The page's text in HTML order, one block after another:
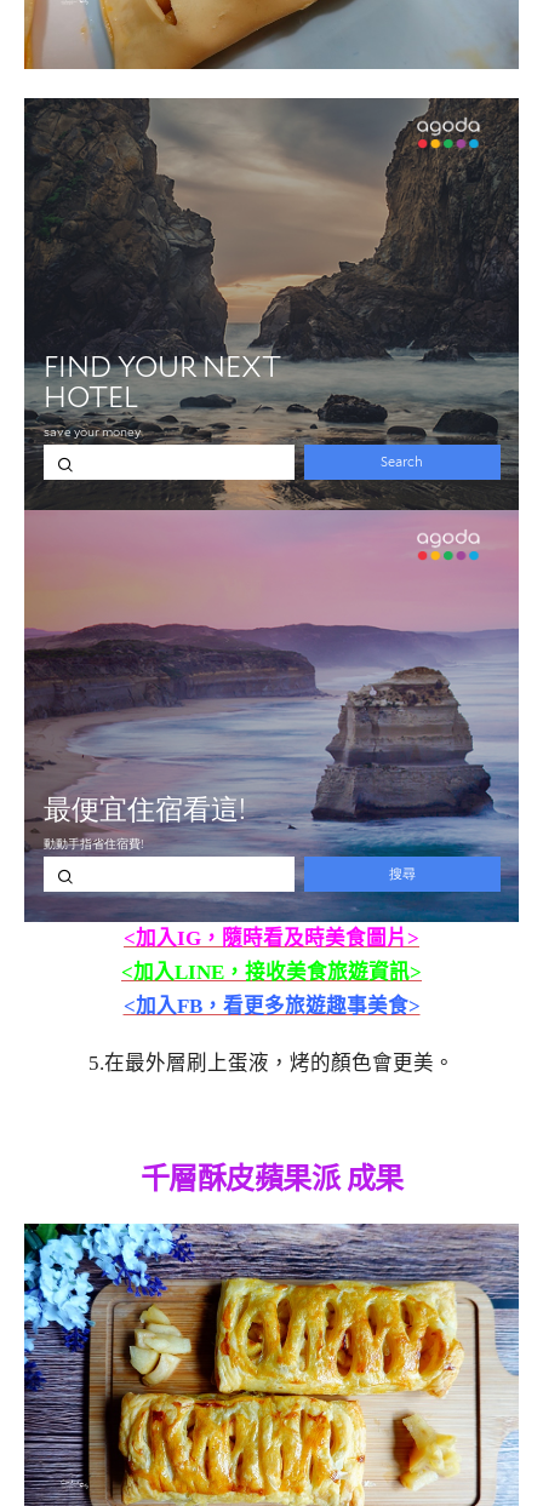
<加入IG，隨時看及時美食圖片>
<加入LINE，接收美食旅遊資訊>
<加入FB，看更多旅遊趣事美食>
5.在最外層刷上蛋液，烤的顏色會更美。
千層酥皮蘋果派 成果